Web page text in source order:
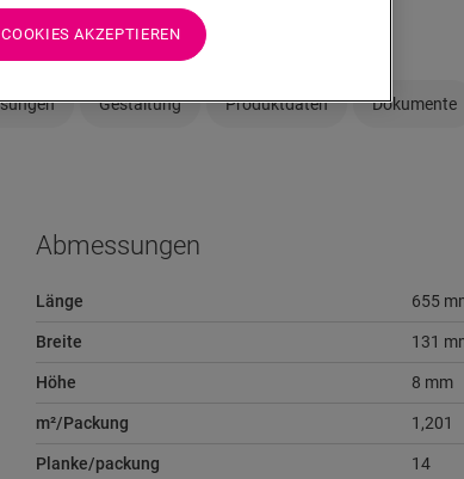
Gestaltung Produktdaten Dokumente
Abmessungen
Länge 655
Breite 131
Höhe 8 mm
m²/Packung 1,201
Planke/packung 14
AKZEPTIEREN